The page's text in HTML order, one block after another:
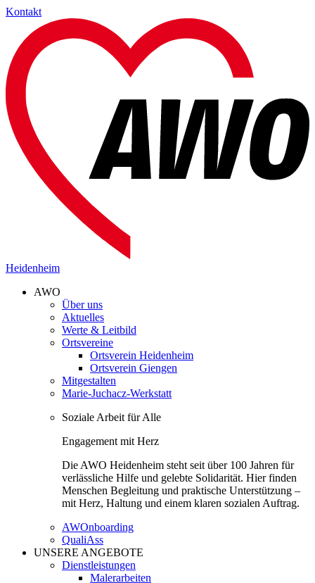
Kontakt
Heidenheim
AWO
Über uns
Aktuelles
Werte & Leitbild
Ortsvereine
Ortsverein Heidenheim
Ortsverein Giengen
Mitgestalten
Marie-Juchacz-Werkstatt
Soziale Arbeit für Alle
Engagement mit Herz
Die AWO Heidenheim steht seit über 100 Jahren für
verlässliche Hilfe und gelebte Solidarität. Hier finden
Menschen Begleitung und praktische Unterstützung –
mit Herz, Haltung und einem klaren sozialen Auftrag.
AWOnboarding
QualiAss
UNSERE ANGEBOTE
Dienstleistungen
Malerarbeiten